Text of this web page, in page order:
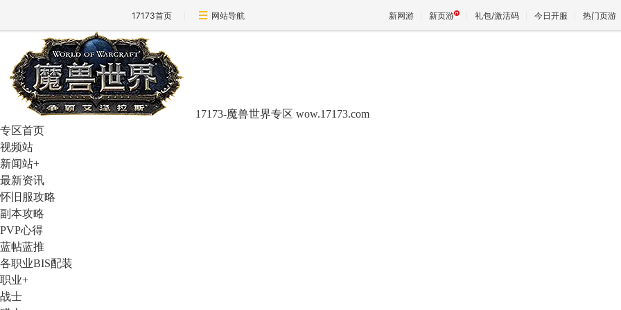
17173首页 网站导航 新网游 新页游 礼包/激活码 今日开服 热门页游
17173-魔兽世界专区 wow.17173.com
专区首页
视频站
新闻站+
最新资讯
怀旧服攻略
副本攻略
PVP心得
蓝帖蓝推
各职业BIS配装
职业+
战士